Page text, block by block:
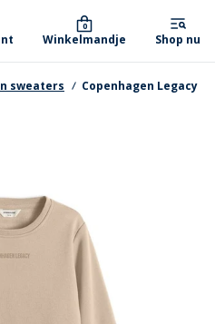
Winkelmandje
0
Shop nu
sweaters Copenhagen Legacy